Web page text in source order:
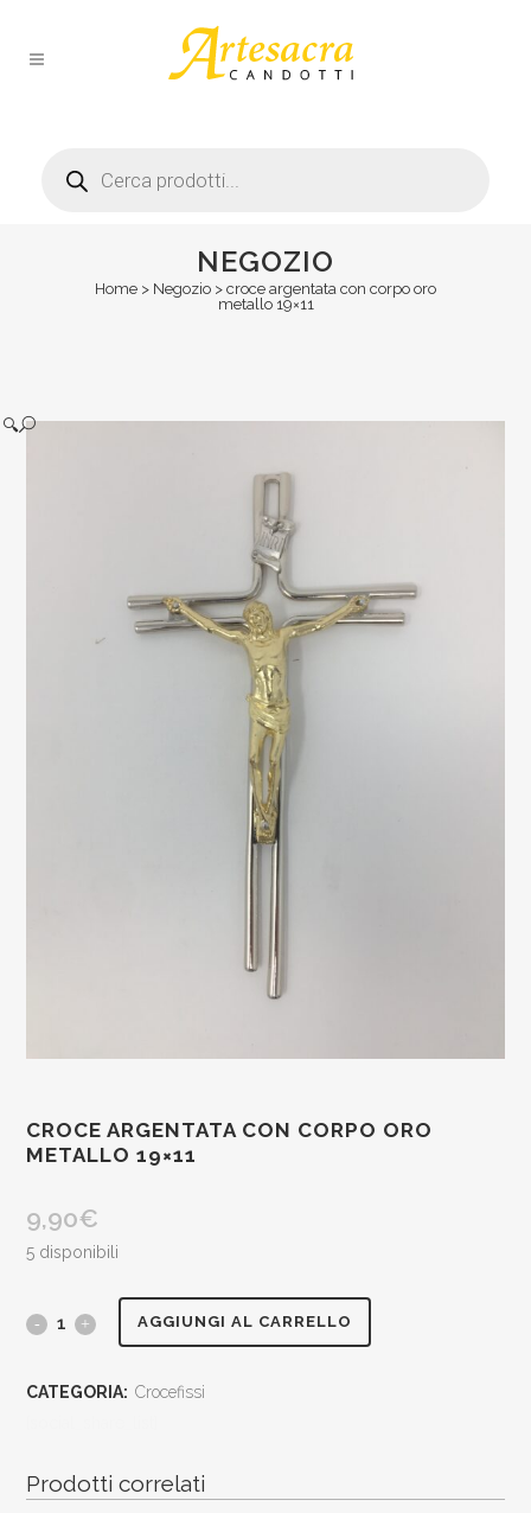
search
NEGOZIO
Home > Negozio > croce argentata con corpo oro
metallo 19×11
🔍
CROCE ARGENTATA CON CORPO ORO
METALLO 19×11
9,90€
5 disponibili
croce
oro
AGGIUNGI AL CARRELLO
CATEGORIA: Crocefissi
Prodotti correlati